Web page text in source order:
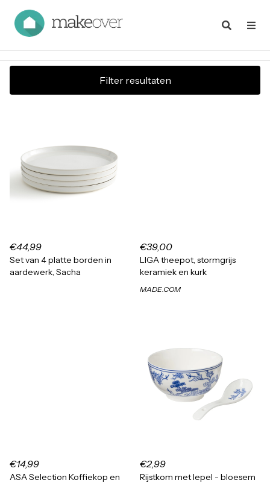
Filter resultaten
€44,99
Set van 4 platte borden in
aardewerk, Sacha
€39,00
LIGA theepot, stormgrijs
keramiek en kurk
MADE.COM
€14,99
ASA Selection Koffiekop en
€2,99
Rijstkom met lepel - bloesem